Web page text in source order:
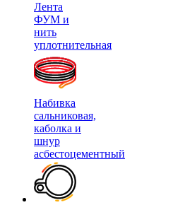
Лента
ФУМ и
нить
уплотнительная
Набивка
сальниковая,
каболка и
шнур
асбестоцементный